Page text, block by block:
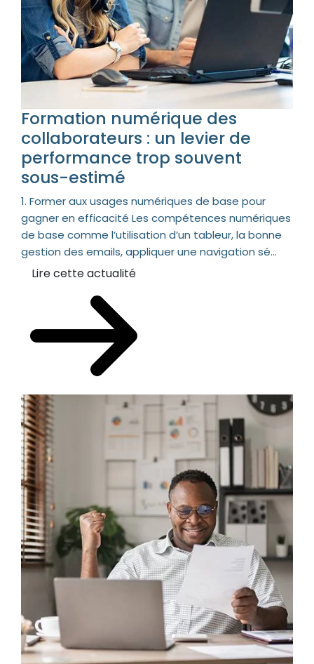
Formation numérique des
collaborateurs : un levier de
performance trop souvent
sous-estimé
1. Former aux usages numériques de base pour
gagner en efficacité Les compétences numériques
de base comme l’utilisation d’un tableur, la bonne
gestion des emails, appliquer une navigation sé...
Lire cette actualité